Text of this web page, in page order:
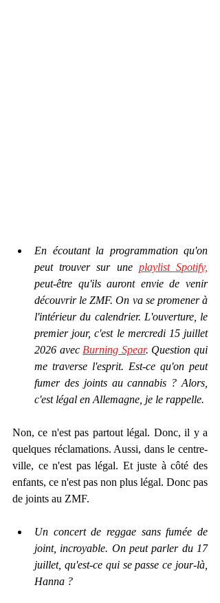
En écoutant la programmation qu'on
peut trouver sur une playlist Spotify,
peut-être qu'ils auront envie de venir
découvrir le ZMF. On va se promener à
l'intérieur du calendrier. L'ouverture, le
premier jour, c'est le mercredi 15 juillet
2026 avec Burning Spear. Question qui
me traverse l'esprit. Est-ce qu'on peut
fumer des joints au cannabis ? Alors,
c'est légal en Allemagne, je le rappelle.
Non, ce n'est pas partout légal. Donc, il y a
quelques réclamations. Aussi, dans le centre-
ville, ce n'est pas légal. Et juste à côté des
enfants, ce n'est pas non plus légal. Donc pas
de joints au ZMF.
Un concert de reggae sans fumée de
joint, incroyable. On peut parler du 17
juillet, qu'est-ce qui se passe ce jour-là,
Hanna ?